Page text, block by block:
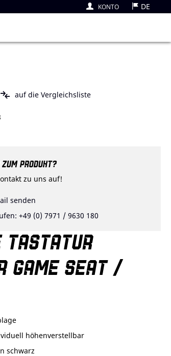
KONTO DE
TASTATUR
GAME SEAT /
höhenverstellbar
schwarz
auf die Vergleichsliste
ZUM PRODUKT?
zu uns auf!
senden
+49 (0) 7971 / 9630 180